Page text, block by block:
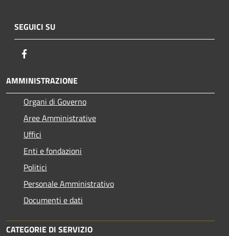
SEGUICI SU
AMMINISTRAZIONE
Organi di Governo
Aree Amministrative
Uffici
Enti e fondazioni
Politici
Personale Amministrativo
Documenti e dati
CATEGORIE DI SERVIZIO